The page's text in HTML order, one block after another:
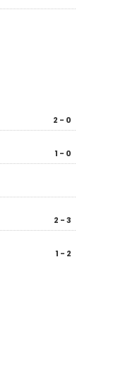
2 - 0
1 - 0
2 - 3
1 - 2